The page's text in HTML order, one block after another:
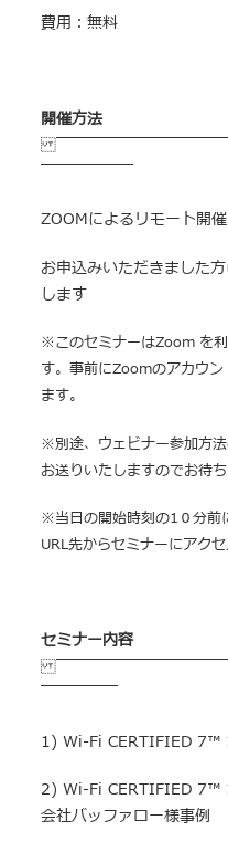
費用：無料
開催方法
￣￣￣￣￣￣￣￣￣￣￣
￣￣￣￣￣￣
ZOOMによるリモート開催
お申込みいただきました
します
※このセミナーはZoom を
す。事前にZoomのアカウ
ます。
※別途、ウェビナー参加方
お送りいたしますのでお待ち
※当日の開始時刻の1０分前
URL先からセミナーにアクセ
セミナー内容
￣￣￣￣￣￣￣￣￣￣￣
1) Wi-Fi CERTIFIED 7™
2) Wi-Fi CERTIFIED 7™
会社バッファロー様事例